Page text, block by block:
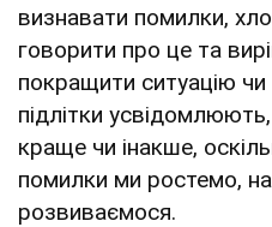
визнавати помилки,
говорити про це та
покращити ситуацію
підлітки
краще чи інакше,
помилки ми ростемо,
розвиваємося.